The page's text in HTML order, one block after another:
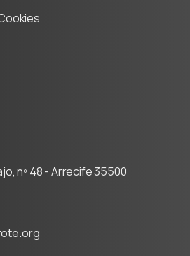
nº 48 - Arrecife 35500